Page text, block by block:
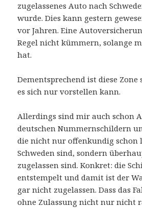
zugelassenes Auto nach
wurde. Dies kann gestern
vor Jahren. Eine
Regel nicht kümmern, solange
hat.
Dementsprechend ist diese
es sich nur vorstellen kann.
Allerdings sind mir auch schon
deutschen Nummernschildern
die nicht nur offenkundig schon
Schweden sind, sondern
zugelassen sind. Konkret: die
entstempelt und damit ist der
gar nicht zugelassen. Dass das
ohne Zulassung nicht nur nicht